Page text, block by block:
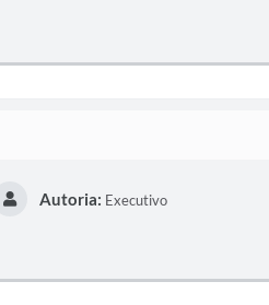
Autoria: Executivo